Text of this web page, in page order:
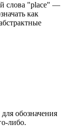
слова "place" —
как
обозначения
либо.